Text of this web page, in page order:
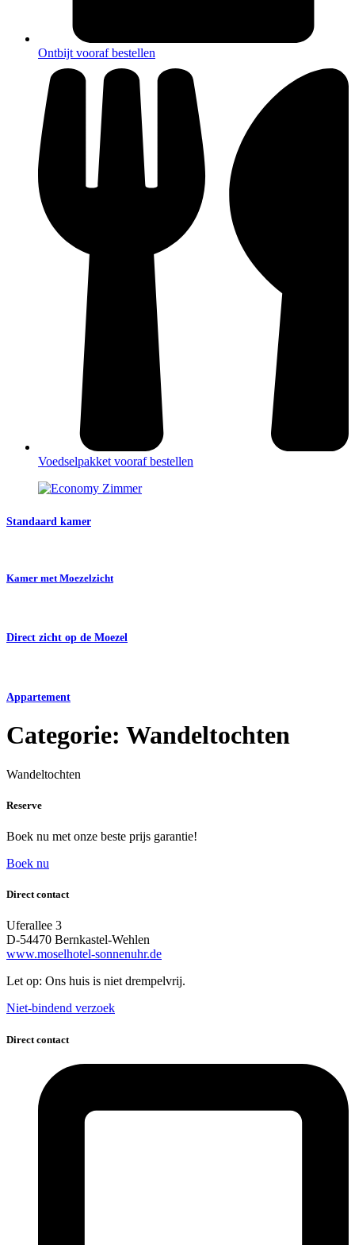
Ontbijt vooraf bestellen
Voedselpakket vooraf bestellen
Standaard kamer
Kamer met Moezelzicht
Direct zicht op de Moezel
Appartement
Categorie: Wandeltochten
Wandeltochten
Reserve
Boek nu met onze beste prijs garantie!
Boek nu
Direct contact
Uferallee 3
D-54470 Bernkastel-Wehlen
www.moselhotel-sonnenuhr.de
Let op: Ons huis is niet drempelvrij.
Niet-bindend verzoek
Direct contact